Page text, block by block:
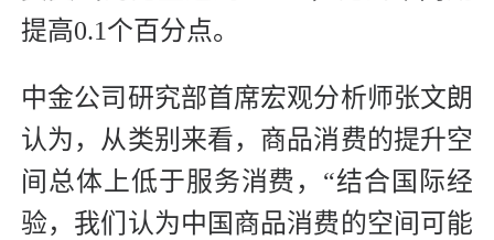
提高0.1个百分点。
中金公司研究部首席宏观分析师张文朗
认为，从类别来看，商品消费的提升空
间总体上低于服务消费，“结合国际经
验，我们认为中国商品消费的空间可能